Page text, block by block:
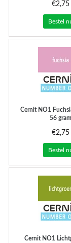
€2,75
Bestel
CernitNO1
56 gram
€2,75
Bestel
CernitNO1